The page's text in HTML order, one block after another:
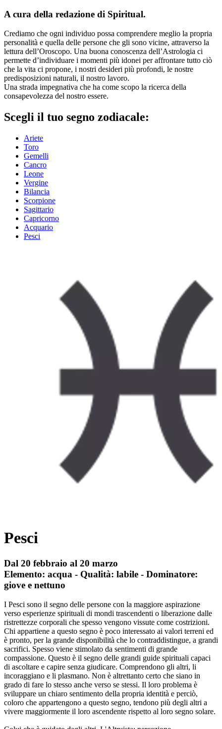
A cura della redazione di Spiritual.
Crediamo che ogni individuo possa comprendere meglio la propria
personalità e quella delle persone che gli sono vicine, attraverso la
lettura dell’Oroscopo. Una buona conoscenza dell’Astrologia ci
permette d’individuare i momenti più idonei per affrontare tutto ciò
che la vita ci propone, i nostri desideri più profondi, le nostre
predisposizioni naturali, il nostro lavoro.
Una strada impegnativa che ha come scopo la ricerca della
consapevolezza del nostro essere.
Scegli il tuo segno zodiacale:
Ariete
Toro
Gemelli
Cancro
Leone
Vergine
Bilancia
Scorpione
Sagittario
Capricorno
Acquario
Pesci
Pesci
Dal 20 febbraio al 20 marzo
Elemento: acqua - Qualità: labile - Dominatore:
giove e nettuno
I Pesci sono il segno delle persone con la maggiore aspirazione
verso esperienze spirituali di mondi trascendenti o liberazione dalle
ristrettezze corporali che spesso vengono vissute come costrizioni.
Chi appartiene a questo segno è poco interessato ai valori terreni ed
è pronto, per la grande disponibilità che lo contraddistingue, a grandi
sacrifici. Spesso viene stimolato da sentimenti di grande
compassione. Questo è il segno delle grandi guide spirituali capaci
di ascoltare e capire senza giudicare. Comprendono gli altri, li
incoraggiano e li plasmano. Non è altrettanto certo che siano in
grado di fare lo stesso anche verso se stessi. Il loro problema è
sviluppare un chiaro sentimento della propria identità e perciò,
coloro che appartengono a questo segno, tendono più degli altri a
vivere maggiormente il loro ascendente rispetto al loro segno solare.